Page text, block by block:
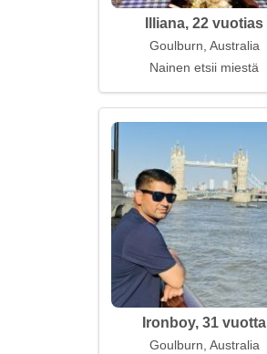
Illiana, 22 vuotias
Goulburn, Australia
Nainen etsii miestä
Ironboy, 31 vuotta
Goulburn, Australia